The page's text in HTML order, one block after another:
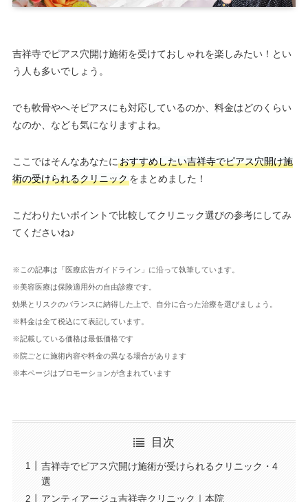
吉祥寺でピアス穴開け施術を受けておしゃれを楽しみたい！とい
う人も多いでしょう。
でも軟骨やへそピアスにも対応しているのか、料金はどのくらい
なのか、なども気になりますよね。
ここではそんなあなたに おすすめしたい吉祥寺でピアス穴開け施
術の受けられるクリニックをまとめました！
こだわりたいポイントで比較してクリニック選びの参考にしてみ
てくださいね♪
※この記事は「医療広告ガイドライン」に沿って執筆しています。
※美容医療は保険適用外の自由診療です。
効果とリスクのバランスに納得した上で、自分に合った治療を選びましょう。
※料金は全て税込にて表記しています。
※記載している価格は最低価格です
※院ごとに施術内容や料金の異なる場合があります
※本ページはプロモーションが含まれています
目次
吉祥寺でピアス穴開け施術が受けられるクリニック・4
選
アンティアージュ吉祥寺クリニック｜本院